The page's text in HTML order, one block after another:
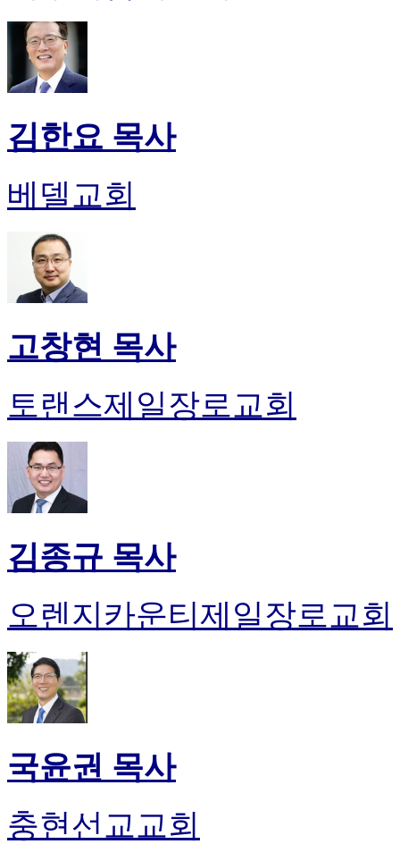
김한요 목사
베델교회
고창현 목사
토랜스제일장로교회
김종규 목사
오렌지카운티제일장로교회
국윤권 목사
충현선교교회